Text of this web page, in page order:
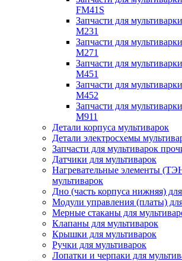
FM41S
Запчасти для
M231
Запчасти для
M271
Запчасти для
M451
Запчасти для
M452
Запчасти для
M911
Детали корпуса мультиварок
Детали электросхемы
Запчасти для мультиварок
Датчики для мультиварок
Нагревательные элементы
мультиварок
Дно (часть корпуса нижняя)
Модули управления (платы)
Мерные стаканы для
Клапаны для мультиварок
Крышки для мультиварок
Ручки для мультиварок
Лопатки и черпаки для